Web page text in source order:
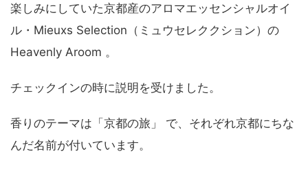
楽しみにしていた京都産のアロマエッセンシャルオイ
ル・Mieuxs Selection（ミュウセレククション）の
Heavenly Aroom 。
チェックインの時に説明を受けました。
香りのテーマは「京都の旅」 で、それぞれ京都にちな
んだ名前が付いています。